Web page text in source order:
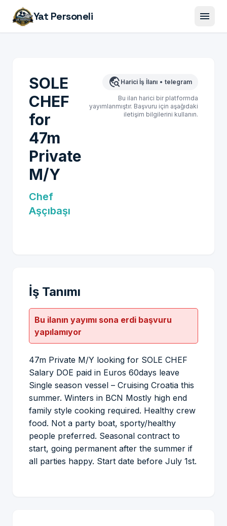
Yat Personeli menu
SOLE
CHEF
for
47m
Private
M/Y
Chef
Aşçıbaşı
travel_explore Harici İş İlanı • telegram
Bu ilan harici bir platformda
yayımlanmıştır. Başvuru için aşağıdaki
iletişim bilgilerini kullanın.
İş Tanımı
Bu ilanın yayımı sona erdi başvuru
yapılamıyor
47m Private M/Y looking for SOLE CHEF
Salary DOE paid in Euros 60days leave
Single season vessel – Cruising Croatia this
summer. Winters in BCN Mostly high end
family style cooking required. Healthy crew
food. Not a party boat, sporty/healthy
people preferred. Seasonal contract to
start, going permanent after the summer if
all parties happy. Start date before July 1st.